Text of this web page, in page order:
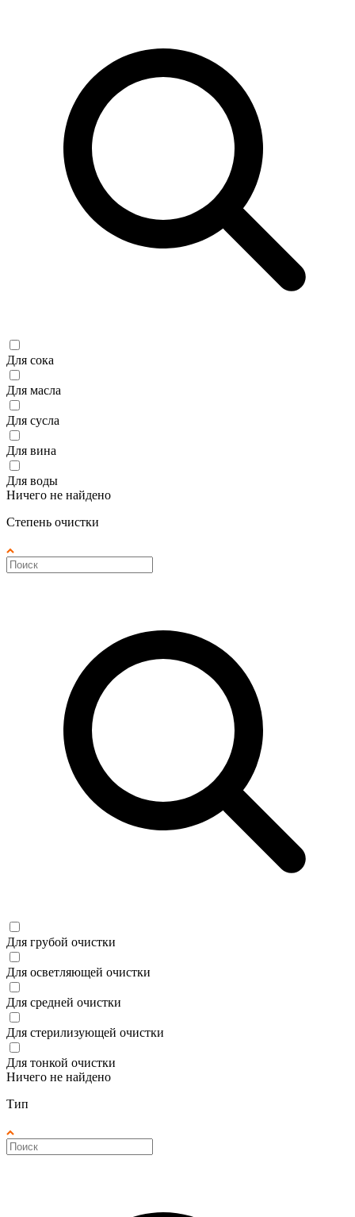
Для сока
Для масла
Для сусла
Для вина
Для воды
Ничего не найдено
Степень очистки
Для грубой очистки
Для осветляющей очистки
Для средней очистки
Для стерилизующей очистки
Для тонкой очистки
Ничего не найдено
Тип